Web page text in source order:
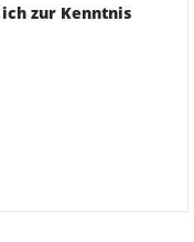
zur Kenntnis